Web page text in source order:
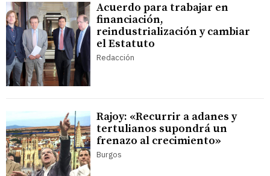
Acuerdo para trabajar en
financiación,
reindustrialización y cambiar
el Estatuto
Redacción
Rajoy: «Recurrir a adanes y
tertulianos supondrá un
frenazo al crecimiento»
Burgos